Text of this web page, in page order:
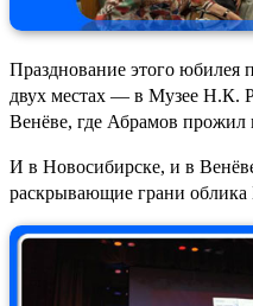
Празднование этого юбилея
двух местах — в Музее Н.К.
Венёве, где Абрамов прожил
И в Новосибирске, и в
раскрывающие грани облика